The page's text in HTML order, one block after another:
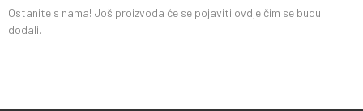
Ostanite s nama! Još proizvoda će se pojaviti ovdje čim se budu
dodali.